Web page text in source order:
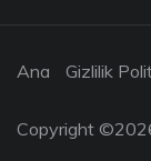
Ana Gizlilik
Copyright ©